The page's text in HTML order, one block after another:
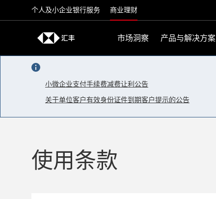
个人及小企业银行服务 商业理财
市场洞察 产品与解决方案
小微企业支付手续费减费让利公告
关于单位客户有效身份证件到期客户提示的公告
使用条款